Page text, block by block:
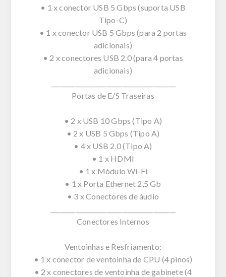
• 1 x conector USB 5 Gbps (suporta USB
Tipo-C)
• 1 x conector USB 5 Gbps (para 2 portas
adicionais)
• 2 x conectores USB 2.0 (para 4 portas
adicionais)
Portas de E/S Traseiras
• 2 x USB 10 Gbps (Tipo A)
• 2 x USB 5 Gbps (Tipo A)
• 4 x USB 2.0 (Tipo A)
• 1 x HDMI
• 1 x Módulo Wi-Fi
• 1 x Porta Ethernet 2,5 Gb
• 3 x Conectores de áudio
Conectores Internos
Ventoinhas e Resfriamento:
• 1 x conector de ventoinha de CPU (4 pinos)
• 2 x conectores de ventoinha de gabinete (4